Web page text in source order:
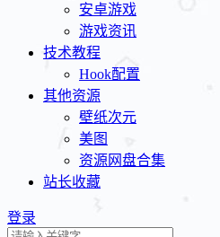
安卓游戏
游戏资讯
技术教程
Hook配置
其他资源
壁纸次元
美图
资源网盘合集
站长收藏
登录